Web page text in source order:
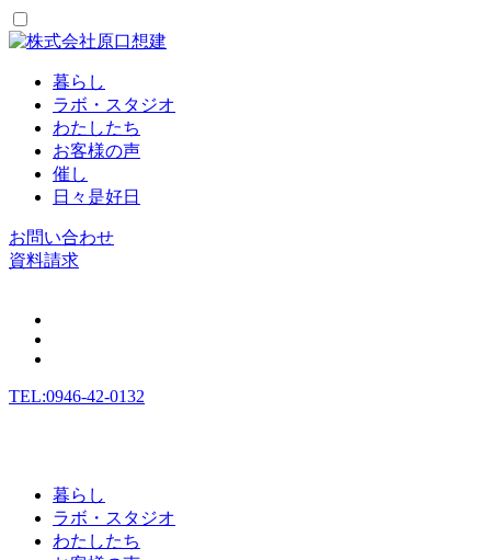
暮らし
ラボ・スタジオ
わたしたち
お客様の声
催し
日々是好日
お問い合わせ
資料請求
TEL:0946-42-0132
暮らし
ラボ・スタジオ
わたしたち